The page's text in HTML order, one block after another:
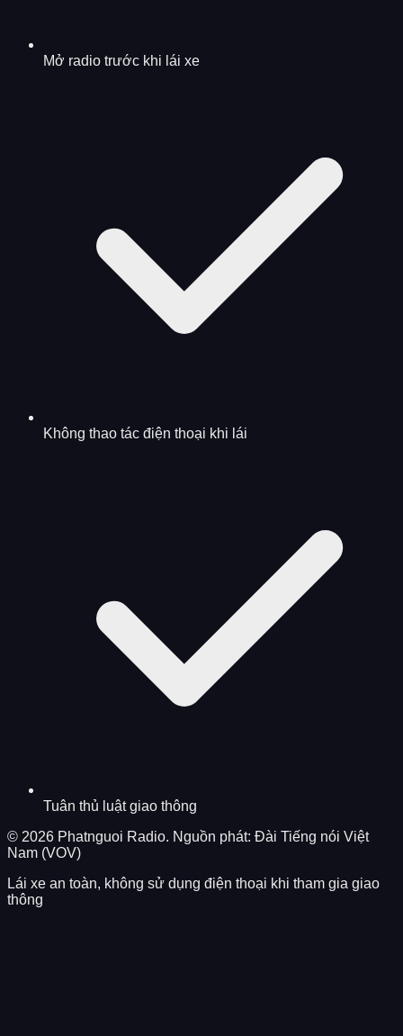
Mở radio trước khi lái xe
Không thao tác điện thoại khi lái
Tuân thủ luật giao thông
© 2026 Phatnguoi Radio. Nguồn phát: Đài Tiếng nói Việt
Nam (VOV)
Lái xe an toàn, không sử dụng điện thoại khi tham gia giao
thông